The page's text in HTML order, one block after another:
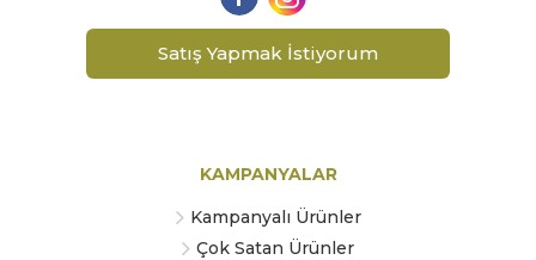
Satış Yapmak İstiyorum
KAMPANYALAR
Kampanyalı Ürünler
Çok Satan Ürünler